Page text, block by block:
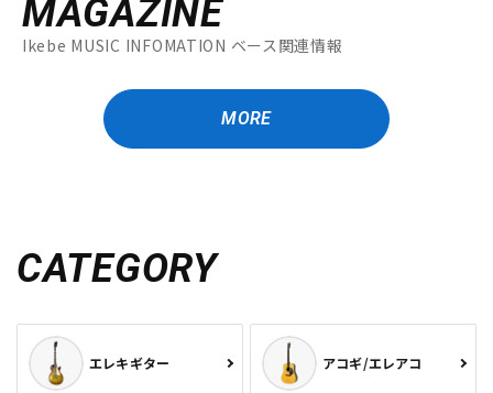
MAGAZINE
Ikebe MUSIC INFOMATION ベース関連情報
MORE
CATEGORY
エレキギター アコギ/エレアコ